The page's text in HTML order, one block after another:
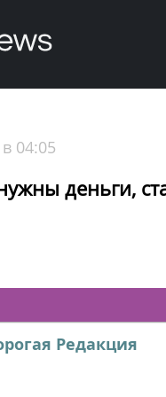
в 04:05
деньги,
Редакция